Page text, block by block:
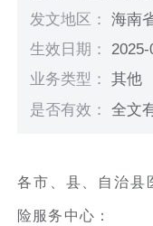
发文地区：海南
生效日期：
业务类型：其他
是否有效：全文
各市、县、自治县
险服务中心：